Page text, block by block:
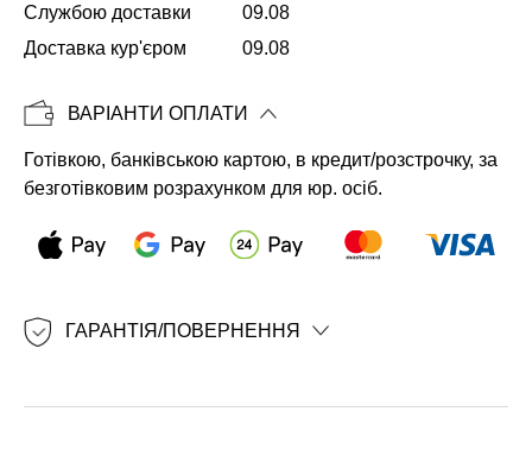
Службою доставки
09.08
Доставка кур'єром
09.08
ВАРІАНТИ ОПЛАТИ
Готівкою, банківською картою, в кредит/розстрочку, за
безготівковим розрахунком для юр. осіб.
ГАРАНТІЯ/ПОВЕРНЕННЯ